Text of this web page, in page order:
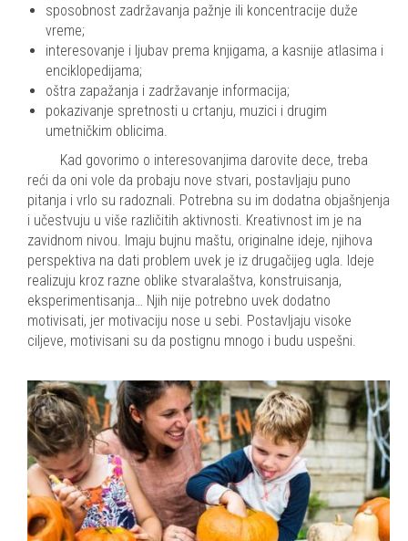
sposobnost zadržavanja pažnje ili koncentracije duže
vreme;
interesovanje i ljubav prema knjigama, a kasnije atlasima i
enciklopedijama;
oštra zapažanja i zadržavanje informacija;
pokazivanje spretnosti u crtanju, muzici i drugim
umetničkim oblicima.
Kad govorimo o interesovanjima darovite dece, treba
reći da oni vole da probaju nove stvari, postavljaju puno
pitanja i vrlo su radoznali. Potrebna su im dodatna objašnjenja
i učestvuju u više različitih aktivnosti. Kreativnost im je na
zavidnom nivou. Imaju bujnu maštu, originalne ideje, njihova
perspektiva na dati problem uvek je iz drugačijeg ugla. Ideje
realizuju kroz razne oblike stvaralaštva, konstruisanja,
eksperimentisanja… Njih nije potrebno uvek dodatno
motivisati, jer motivaciju nose u sebi. Postavljaju visoke
ciljeve, motivisani su da postignu mnogo i budu uspešni.